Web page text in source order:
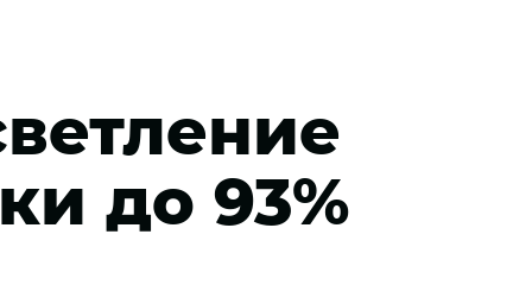
до 93%